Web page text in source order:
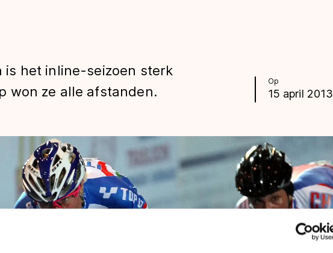
Op
15 april 2013
is het inline-seizoen sterk
won ze alle afstanden.